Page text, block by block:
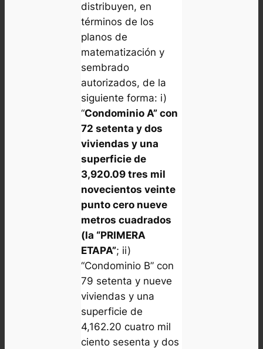
distribuyen, en
términos de los
planos de
matematización y
sembrado
autorizados, de la
siguiente forma: i)
“Condominio A” con
72 setenta y dos
viviendas y una
superficie de
3,920.09 tres mil
novecientos veinte
punto cero nueve
metros cuadrados
(la “PRIMERA
ETAPA”; ii)
“Condominio B” con
79 setenta y nueve
viviendas y una
superficie de
4,162.20 cuatro mil
ciento sesenta y dos